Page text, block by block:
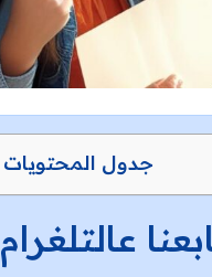
جدول المحتويات
عالتلغرام